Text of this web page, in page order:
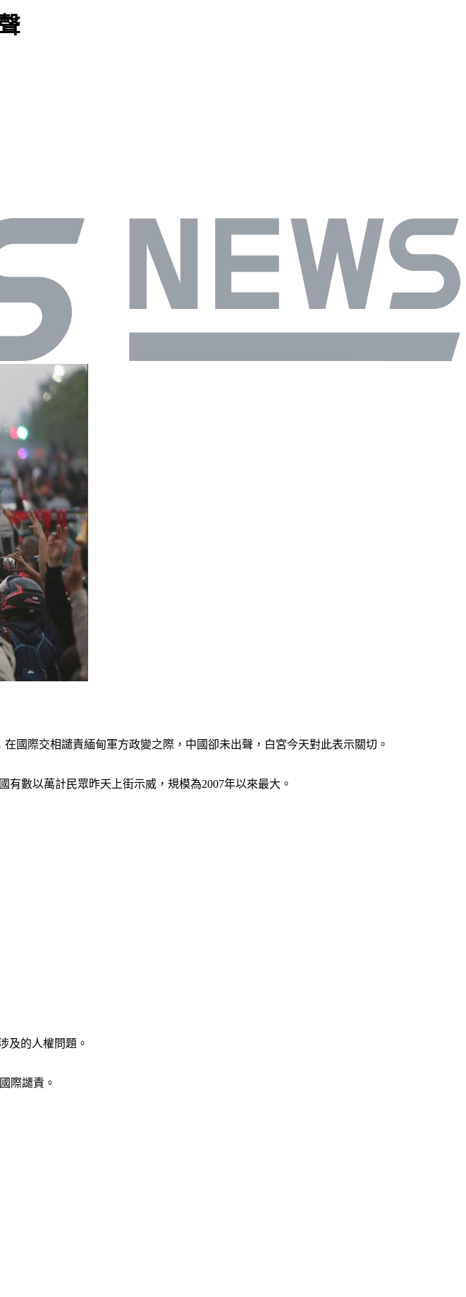
國際交相譴責緬甸軍方政變之際，中國卻未出聲，白宮今天對此表示關切。
有數以萬計民眾昨天上街示威，規模為2007年以來最大。
及的人權問題。
際譴責。